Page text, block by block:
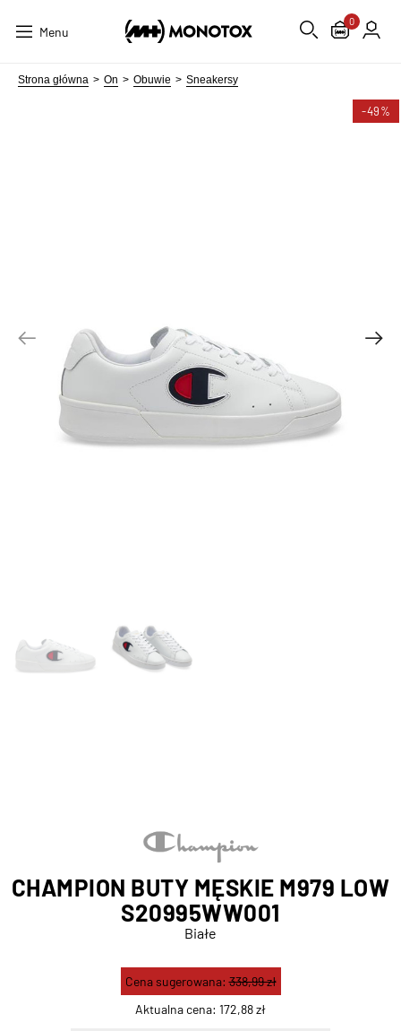
Menu
0
Strona główna On Obuwie Sneakersy
-49%
CHAMPION BUTY MĘSKIE M979 LOW
S20995WW001
Białe
Aktualna cena: 172,88 zł
Cena sugerowana:338,99 zł